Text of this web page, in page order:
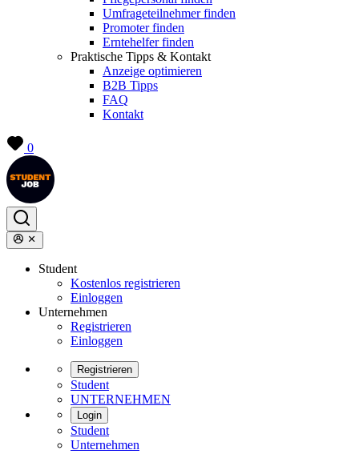
Umfrageteilnehmer finden
Promoter finden
Erntehelfer finden
Praktische Tipps & Kontakt
Anzeige optimieren
B2B Tipps
FAQ
Kontakt
0
Student
Kostenlos registrieren
Einloggen
Unternehmen
Registrieren
Einloggen
Registrieren
Student
UNTERNEHMEN
Login
Student
Unternehmen